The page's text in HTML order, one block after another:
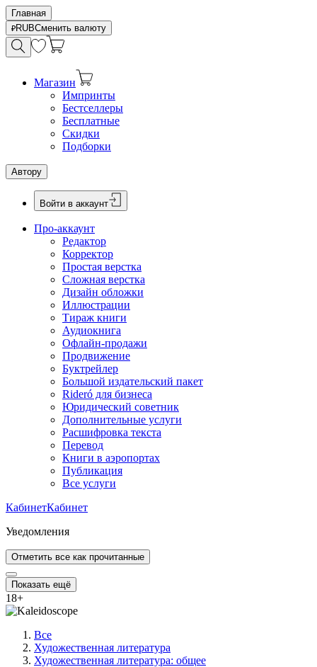
Главная
RUBСменить валюту
Магазин
Импринты
Бестселлеры
Бесплатные
Скидки
Подборки
Автору
Войти в аккаунт
Про-аккаунт
Редактор
Корректор
Простая верстка
Сложная верстка
Дизайн обложки
Иллюстрации
Тираж книги
Аудиокнига
Офлайн-продажи
Продвижение
Буктрейлер
Большой издательский пакет
Rideró для бизнеса
Юридический советник
Дополнительные услуги
Расшифровка текста
Перевод
Книги в аэропортах
Публикация
Все услуги
КабинетКабинет
Уведомления
Отметить все как прочитанные
Показать ещё
18+
Все
Художественная литература
Художественная литература: общее